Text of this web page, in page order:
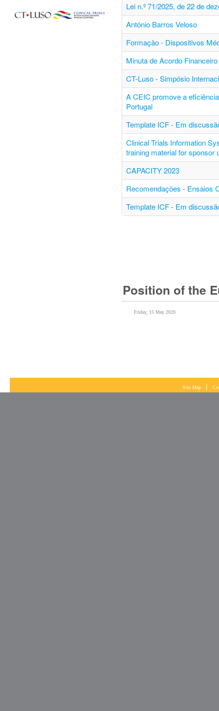
Lei n.º 71/2025, de 22 de
António Barros Veloso
Formação - Dispositivos
Minuta de Acordo
CT-Luso - Simpósio
A CEIC promove a
Portugal
Template ICF - Em
Clinical Trials Information
training material for sponsor
CAPACITY 2023
Recomendações - Ensaios
Template ICF - Em
Friday, 15 May 2020
Site Map |